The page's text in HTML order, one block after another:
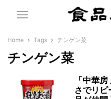
Home Tags チンゲン菜
チンゲン菜
「中華
さでリ